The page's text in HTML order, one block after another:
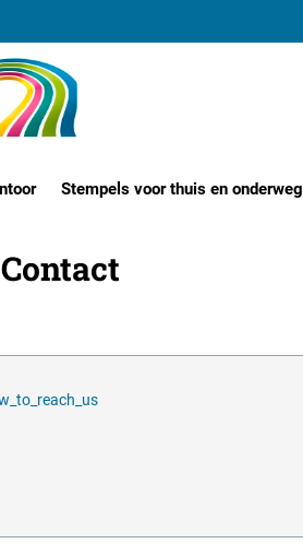
Stempels voor thuis en onderweg
Contact